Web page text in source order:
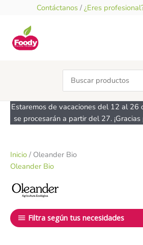
contenido
Contáctanos / ¿Eres
Search
for:
Estaremos de vacaciones del 12 al 26
se procesarán a partir del 27.
Inicio / Oleander Bio
Oleander Bio
Filtra según tus necesidades